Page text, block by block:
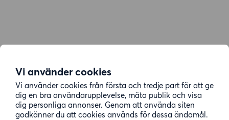
Vi använder cookies
Vi använder cookies från första och tredje part för att ge
dig en bra användarupplevelse, mäta publik och visa
dig personliga annonser. Genom att använda siten
godkänner du att cookies används för dessa ändamål.